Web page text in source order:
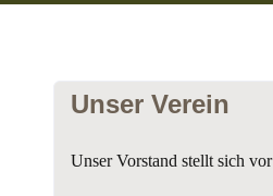
Unser Verein
Unser Vorstand stellt sich vor